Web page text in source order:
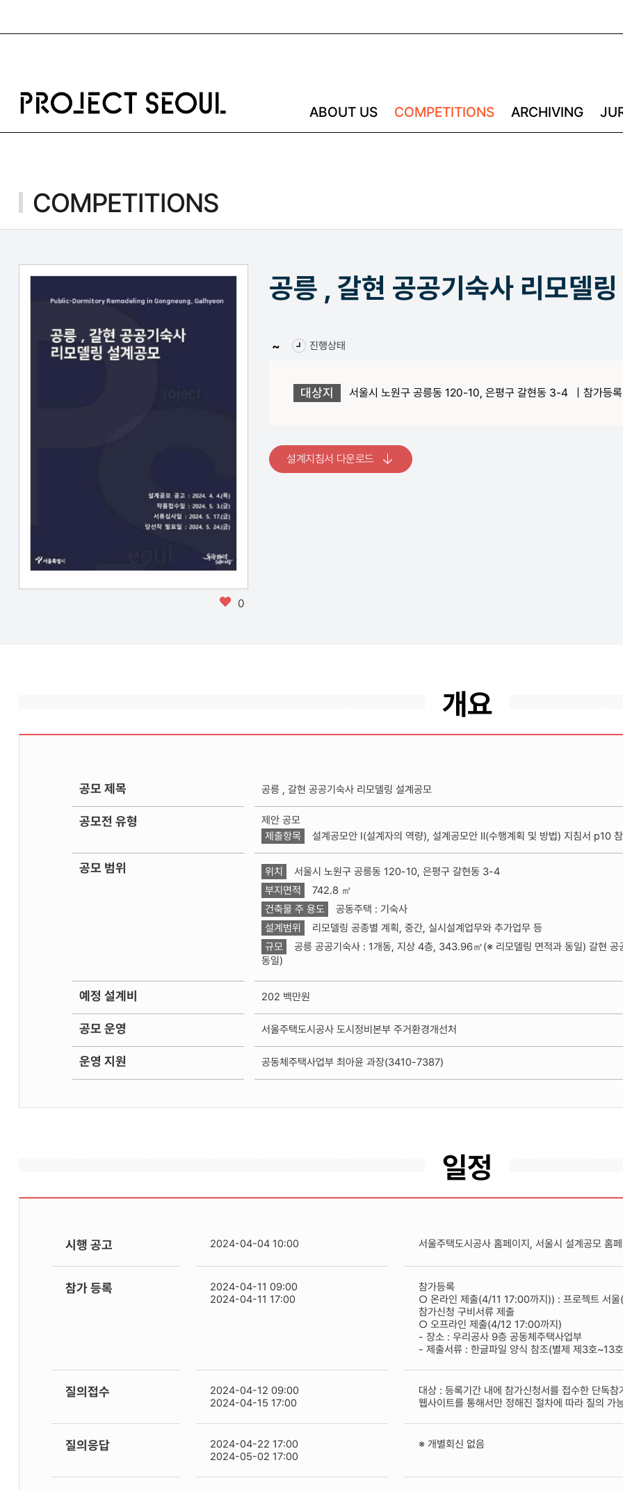
프
로
트
ABOUT US COMPETITIONS ARCHIVING
COMPETITIONS
즐
0
공릉 , 갈현 공공기숙사 리모델
진행상태
대상지 서울시 노원구 공릉동 120-10, 은평구 갈현동 3-4 | 참가등록
설계지침서 다운로드
개요
공모 제목 공릉 , 갈현 공공기숙사 리모델링 설계공모
공모전 유형
제안 공모
제출항목
설계공모안 Ⅰ(설계자의 역량), 설계공모안 Ⅱ(수행계획 및 방법) 지침서 p10
공모 범위 위치 서울시 노원구 공릉동 120-10, 은평구 갈현동 3-4
부지면적
742.8 ㎡
건축물 주 용도
공동주택 : 기숙사
설계범위
리모델링 공종별 계획, 중간, 실시설계업무와 추가업무 등
규모
공릉 공공기숙사 : 1개동, 지상 4층, 343.96㎡(※ 리모델링 면적과 동일) 갈현
동일)
예정 설계비 202 백만원
공모 운영 서울주택도시공사 도시정비본부 주거환경개선처
운영 지원 공동체주택사업부 최아윤 과장(3410-7387)
일정
시행 공고 2024-04-04 10:00 서울주택도시공사 홈페이지, 서울시 설계공모
참가 등록
2024-04-11 09:00
2024-04-11 17:00
참가등록
○ 온라인 제출(4/11 17:00까지)) : 프로젝트
참가신청 구비서류 제출
○ 오프라인 제출(4/12 17:00까지)
- 장소 : 우리공사 9층 공동체주택사업부
- 제출서류 : 한글파일 양식 참조(별제 제3호~13
질의접수
2024-04-12 09:00
2024-04-15 17:00
대상 : 등록기간 내에 참가신청서를 접수한 단독
웹사이트를 통해서만 정해진 절차에 따라 질의 가
질의응답
2024-04-22 17:00
2024-05-02 17:00
※ 개별회신 없음